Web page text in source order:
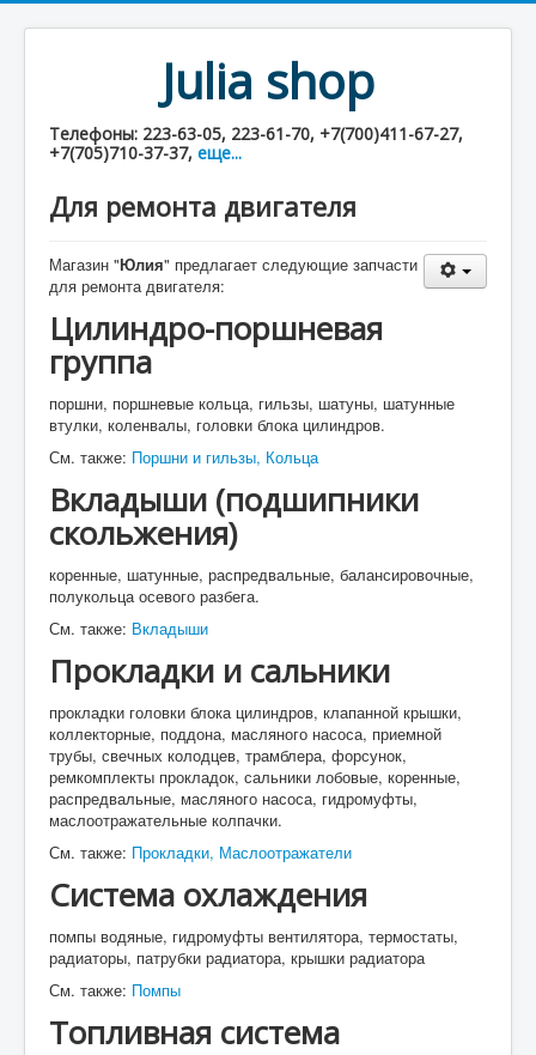
Julia shop
Телефоны: 223-63-05, 223-61-70, +7(700)411-67-27,
+7(705)710-37-37, еще...
Для ремонта двигателя
Магазин "Юлия" предлагает следующие запчасти
для ремонта двигателя:
Цилиндро-поршневая
группа
поршни, поршневые кольца, гильзы, шатуны, шатунные
втулки, коленвалы, головки блока цилиндров.
См. также: Поршни и гильзы, Кольца
Вкладыши (подшипники
скольжения)
коренные, шатунные, распредвальные, балансировочные,
полукольца осевого разбега.
См. также: Вкладыши
Прокладки и сальники
прокладки головки блока цилиндров, клапанной крышки,
коллекторные, поддона, масляного насоса, приемной
трубы, свечных колодцев, трамблера, форсунок,
ремкомплекты прокладок, сальники лобовые, коренные,
распредвальные, масляного насоса, гидромуфты,
маслоотражательные колпачки.
См. также: Прокладки, Маслоотражатели
Система охлаждения
помпы водяные, гидромуфты вентилятора, термостаты,
радиаторы, патрубки радиатора, крышки радиатора
См. также: Помпы
Топливная система